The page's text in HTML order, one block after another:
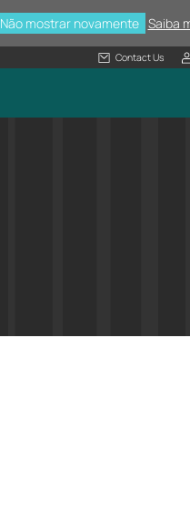
Não mostrar novamente Saiba
Contact Us